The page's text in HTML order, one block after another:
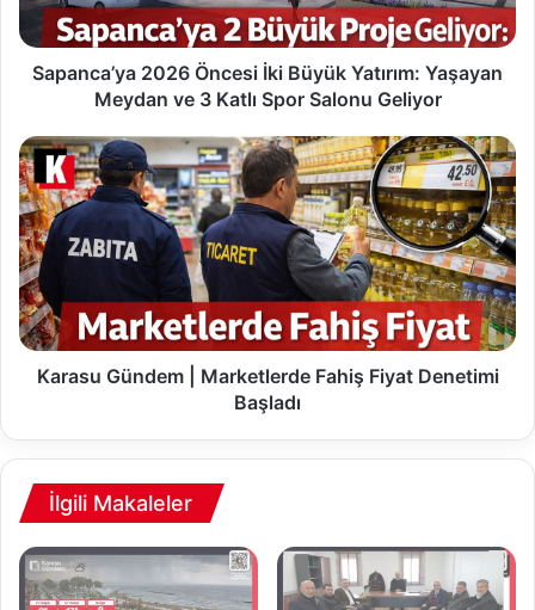
y
2
6
Ö
n
c
e
s
i
İ
ü
k
Y
Sapanca’ya 2026 Öncesi İki Büyük Yatırım: Yaşayan
Meydan ve 3 Katlı Spor Salonu Geliyor
K
a
r
a
s
u
G
ü
n
a
r
k
e
Karasu Gündem | Marketlerde Fahiş Fiyat Denetimi
Başladı
İlgili Makaleler